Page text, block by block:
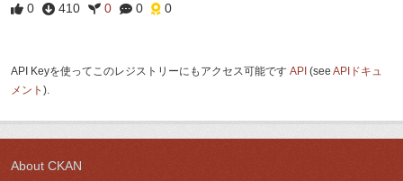
0 410 0 0 0
API Keyを使ってこのレジストリーにもアクセス可能です API (see APIドキュ
メント ).
About CKAN